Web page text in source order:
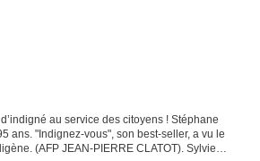
au service des citoyens ! Stéphane
ans. "Indignez-vous", son best-seller, a vu le
(AFP JEAN-PIERRE CLATOT). Sylvie